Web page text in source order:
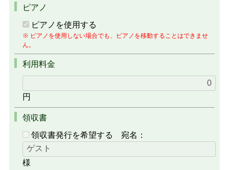
ピアノ
ピアノを使用する
※ ピアノを使用しない場合でも、ピアノを移動することはできませ
ん。
利用料金
円
領収書
領収書発行を希望する
宛名：
様